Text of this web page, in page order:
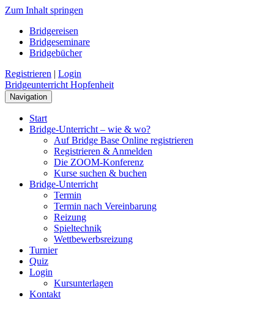
Zum Inhalt springen
Bridgereisen
Bridgeseminare
Bridgebücher
Registrieren | Login
Bridgeunterricht Hopfenheit
Navigation
Start
Bridge-Unterricht – wie & wo?
Auf Bridge Base Online registrieren
Registrieren & Anmelden
Die ZOOM-Konferenz
Kurse suchen & buchen
Bridge-Unterricht
Termin
Termin nach Vereinbarung
Reizung
Spieltechnik
Wettbewerbsreizung
Turnier
Quiz
Login
Kursunterlagen
Kontakt